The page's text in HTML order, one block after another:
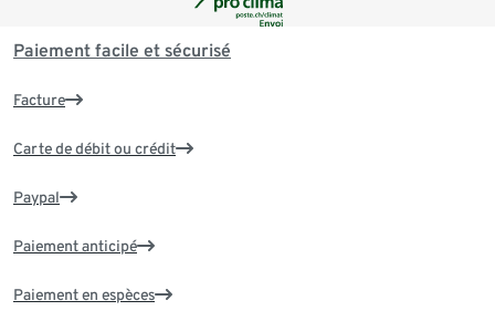
Paiement facile et sécurisé
Facture
Carte de débit ou crédit
Paypal
Paiement anticipé
Paiement en espèces